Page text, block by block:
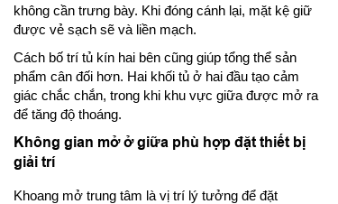
không cần trưng bày. Khi đóng cánh lại, mặt kệ giữ
được vẻ sạch sẽ và liền mạch.
Cách bố trí tủ kín hai bên cũng giúp tổng thể sản
phẩm cân đối hơn. Hai khối tủ ở hai đầu tạo cảm
giác chắc chắn, trong khi khu vực giữa được mở ra
để tăng độ thoáng.
Không gian mở ở giữa phù hợp đặt thiết bị
giải trí
Khoang mở trung tâm là vị trí lý tưởng để đặt